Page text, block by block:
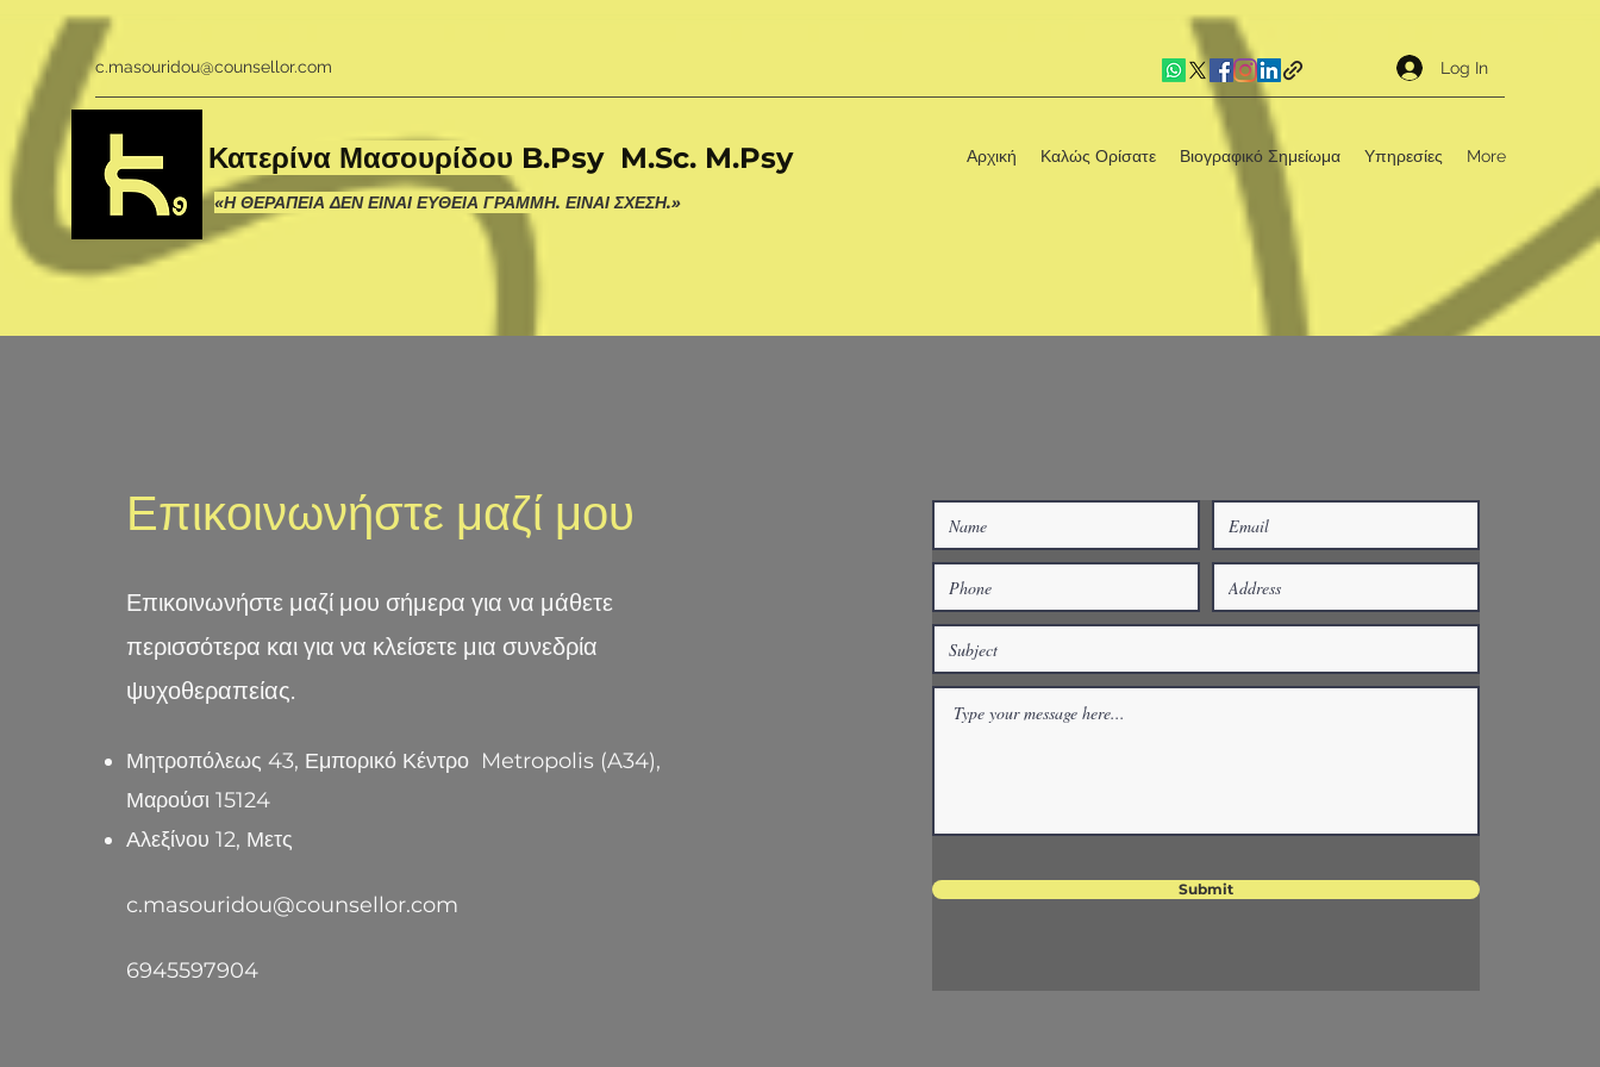
c.masouridou@counsellor.com Log In
Κατερίνα Μασουρίδου B.Psy M.Sc. M.Psy
«Η ΘΕΡΑΠΕΙΑ ΔΕΝ ΕΙΝΑΙ ΕΥΘΕΙΑ ΓΡΑΜΜΗ. ΕΙΝΑΙ ΣΧΕΣΗ.»
Αρχική Καλώς Ορίσατε Βιογραφικό Σημείωμα Υπηρεσίες More
Επικοινωνήστε μαζί μου
Επικοινωνήστε μαζί μου σήμερα για να μάθετε
περισσότερα και για να κλείσετε μια συνεδρία
ψυχοθεραπείας.
Μητροπόλεως 43, Εμπορικό Κέντρο Metropolis (A34),
Μαρούσι 15124
Αλεξίνου 12, Μετς
c.masouridou@counsellor.com
6945597904
Submit